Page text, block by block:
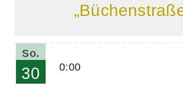
So.
30 0:00